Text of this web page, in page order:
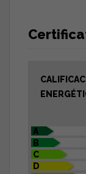
A
B
C
D